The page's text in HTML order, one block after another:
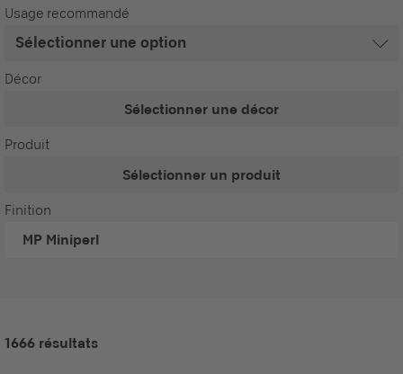
Usage recommandé
Décor
Sélectionner une décor
Produit
Sélectionner un produit
Finition
MP Miniperl
1666 résultats